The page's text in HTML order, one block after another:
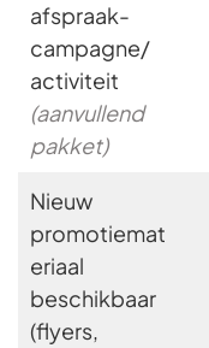
afspraak-
campagne/
activiteit
(aanvullend
pakket)
Nieuw
promotiemat
eriaal
beschikbaar
(flyers,